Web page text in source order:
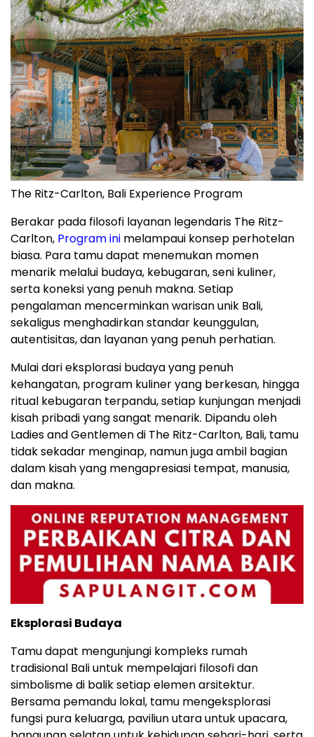
The Ritz-Carlton, Bali Experience Program
Berakar pada filosofi layanan legendaris The Ritz-
Carlton, Program ini melampaui konsep perhotelan
biasa. Para tamu dapat menemukan momen
menarik melalui budaya, kebugaran, seni kuliner,
serta koneksi yang penuh makna. Setiap
pengalaman mencerminkan warisan unik Bali,
sekaligus menghadirkan standar keunggulan,
autentisitas, dan layanan yang penuh perhatian.
Mulai dari eksplorasi budaya yang penuh
kehangatan, program kuliner yang berkesan, hingga
ritual kebugaran terpandu, setiap kunjungan menjadi
kisah pribadi yang sangat menarik. Dipandu oleh
Ladies and Gentlemen di The Ritz-Carlton, Bali, tamu
tidak sekadar menginap, namun juga ambil bagian
dalam kisah yang mengapresiasi tempat, manusia,
dan makna.
Eksplorasi Budaya
Tamu dapat mengunjungi kompleks rumah
tradisional Bali untuk mempelajari filosofi dan
simbolisme di balik setiap elemen arsitektur.
Bersama pemandu lokal, tamu mengeksplorasi
fungsi pura keluarga, paviliun utara untuk upacara,